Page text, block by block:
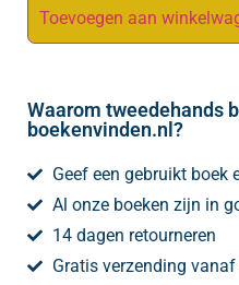
Toevoegen aan
Waarom tweedehands
boekenvinden.nl?
Geef een gebruikt boek
Al onze boeken zijn in
14 dagen retourneren
Gratis verzending vanaf